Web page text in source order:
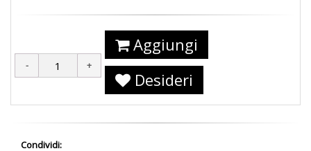
Aggiungi
Desideri
Condividi: